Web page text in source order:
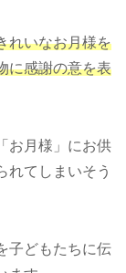
れいなお月様を
に感謝の意を表
お月様」にお供
れてしまいそう
子どもたちに伝